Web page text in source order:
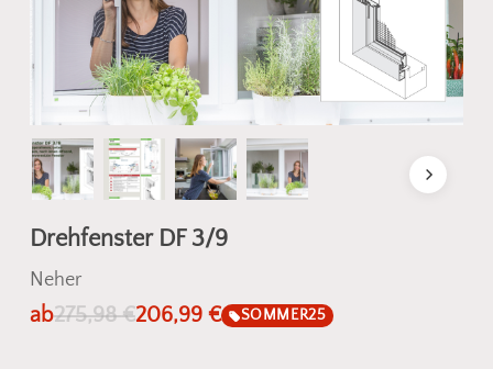
Drehfenster DF 3/9
Neher
ab275,98€206,99 € SOMMER25